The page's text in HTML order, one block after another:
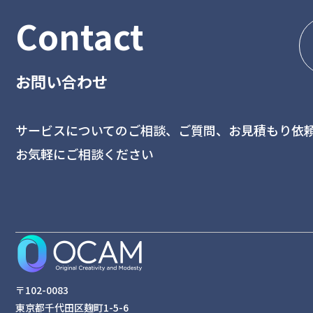
Contact
お問い合わせ
サービスについてのご相談、ご質問、お見積もり依
お気軽にご相談ください
〒102-0083
東京都千代田区麹町1-5-6